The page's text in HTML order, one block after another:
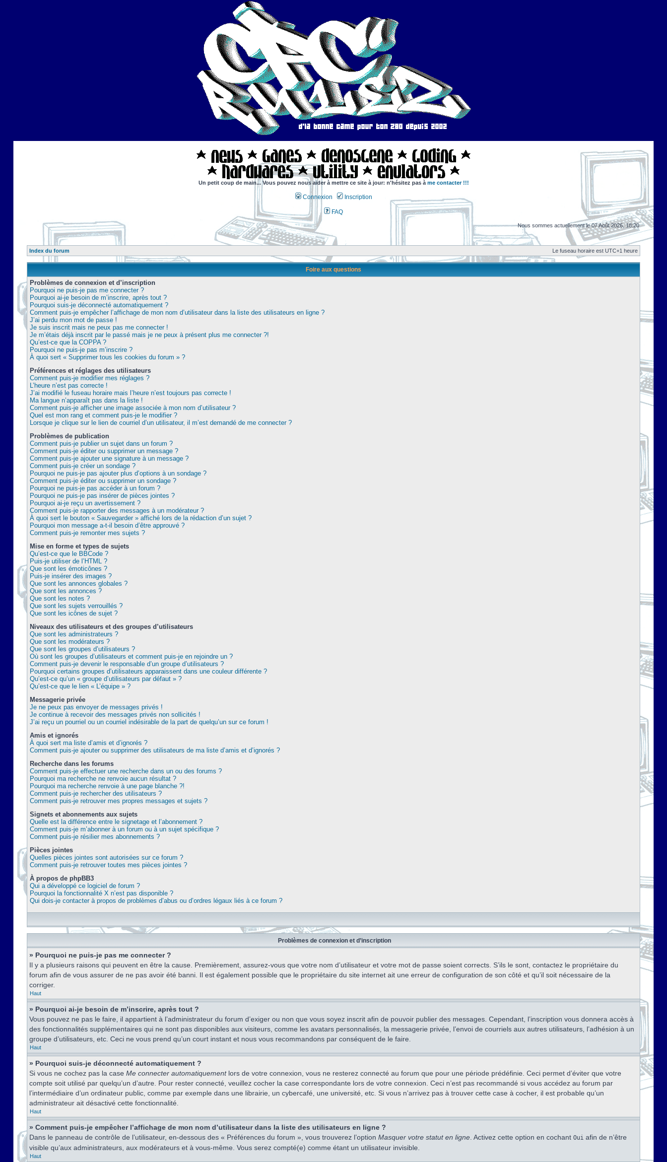
Un petit coup de main... Vous pouvez nous aider à mettre ce site à jour: n'hésitez pas à me contacter !!!
Connexion Inscription
FAQ
Nous sommes actuellement le 07 Août 2026, 18:20
Index du forum Le fuseau horaire est UTC+1 heure
Foire aux questions
Problèmes de connexion et d’inscription
Pourquoi ne puis-je pas me connecter ?
Pourquoi ai-je besoin de m’inscrire, après tout ?
Pourquoi suis-je déconnecté automatiquement ?
Comment puis-je empêcher l’affichage de mon nom d’utilisateur dans la liste des utilisateurs en ligne ?
J’ai perdu mon mot de passe !
Je suis inscrit mais ne peux pas me connecter !
Je m’étais déjà inscrit par le passé mais je ne peux à présent plus me connecter ?!
Qu’est-ce que la COPPA ?
Pourquoi ne puis-je pas m’inscrire ?
À quoi sert « Supprimer tous les cookies du forum » ?
Préférences et réglages des utilisateurs
Comment puis-je modifier mes réglages ?
L’heure n’est pas correcte !
J’ai modifié le fuseau horaire mais l’heure n’est toujours pas correcte !
Ma langue n’apparaît pas dans la liste !
Comment puis-je afficher une image associée à mon nom d’utilisateur ?
Quel est mon rang et comment puis-je le modifier ?
Lorsque je clique sur le lien de courriel d’un utilisateur, il m’est demandé de me connecter ?
Problèmes de publication
Comment puis-je publier un sujet dans un forum ?
Comment puis-je éditer ou supprimer un message ?
Comment puis-je ajouter une signature à un message ?
Comment puis-je créer un sondage ?
Pourquoi ne puis-je pas ajouter plus d’options à un sondage ?
Comment puis-je éditer ou supprimer un sondage ?
Pourquoi ne puis-je pas accéder à un forum ?
Pourquoi ne puis-je pas insérer de pièces jointes ?
Pourquoi ai-je reçu un avertissement ?
Comment puis-je rapporter des messages à un modérateur ?
À quoi sert le bouton « Sauvegarder » affiché lors de la rédaction d’un sujet ?
Pourquoi mon message a-t-il besoin d’être approuvé ?
Comment puis-je remonter mes sujets ?
Mise en forme et types de sujets
Qu’est-ce que le BBCode ?
Puis-je utiliser de l’HTML ?
Que sont les émoticônes ?
Puis-je insérer des images ?
Que sont les annonces globales ?
Que sont les annonces ?
Que sont les notes ?
Que sont les sujets verrouillés ?
Que sont les icônes de sujet ?
Niveaux des utilisateurs et des groupes d’utilisateurs
Que sont les administrateurs ?
Que sont les modérateurs ?
Que sont les groupes d’utilisateurs ?
Où sont les groupes d’utilisateurs et comment puis-je en rejoindre un ?
Comment puis-je devenir le responsable d’un groupe d’utilisateurs ?
Pourquoi certains groupes d’utilisateurs apparaissent dans une couleur différente ?
Qu’est-ce qu’un « groupe d’utilisateurs par défaut » ?
Qu’est-ce que le lien « L’équipe » ?
Messagerie privée
Je ne peux pas envoyer de messages privés !
Je continue à recevoir des messages privés non sollicités !
J’ai reçu un pourriel ou un courriel indésirable de la part de quelqu’un sur ce forum !
Amis et ignorés
À quoi sert ma liste d’amis et d’ignorés ?
Comment puis-je ajouter ou supprimer des utilisateurs de ma liste d’amis et d’ignorés ?
Recherche dans les forums
Comment puis-je effectuer une recherche dans un ou des forums ?
Pourquoi ma recherche ne renvoie aucun résultat ?
Pourquoi ma recherche renvoie à une page blanche ?!
Comment puis-je rechercher des utilisateurs ?
Comment puis-je retrouver mes propres messages et sujets ?
Signets et abonnements aux sujets
Quelle est la différence entre le signetage et l’abonnement ?
Comment puis-je m’abonner à un forum ou à un sujet spécifique ?
Comment puis-je résilier mes abonnements ?
Pièces jointes
Quelles pièces jointes sont autorisées sur ce forum ?
Comment puis-je retrouver toutes mes pièces jointes ?
À propos de phpBB3
Qui a développé ce logiciel de forum ?
Pourquoi la fonctionnalité X n’est pas disponible ?
Qui dois-je contacter à propos de problèmes d’abus ou d’ordres légaux liés à ce forum ?
Problèmes de connexion et d’inscription
» Pourquoi ne puis-je pas me connecter ?
Il y a plusieurs raisons qui peuvent en être la cause. Premièrement, assurez-vous que votre nom d’utilisateur et votre mot de passe soient corrects. S’ils le sont, contactez le propriétaire du
forum afin de vous assurer de ne pas avoir été banni. Il est également possible que le propriétaire du site internet ait une erreur de configuration de son côté et qu’il soit nécessaire de la
corriger.
Haut
» Pourquoi ai-je besoin de m’inscrire, après tout ?
Vous pouvez ne pas le faire, il appartient à l’administrateur du forum d’exiger ou non que vous soyez inscrit afin de pouvoir publier des messages. Cependant, l’inscription vous donnera accès à
des fonctionnalités supplémentaires qui ne sont pas disponibles aux visiteurs, comme les avatars personnalisés, la messagerie privée, l’envoi de courriels aux autres utilisateurs, l’adhésion à un
groupe d’utilisateurs, etc. Ceci ne vous prend qu’un court instant et nous vous recommandons par conséquent de le faire.
Haut
» Pourquoi suis-je déconnecté automatiquement ?
Si vous ne cochez pas la case Me connecter automatiquementlors de votre connexion, vous ne resterez connecté au forum que pour une période prédéfinie. Ceci permet d’éviter que votre
compte soit utilisé par quelqu’un d’autre. Pour rester connecté, veuillez cocher la case correspondante lors de votre connexion. Ceci n’est pas recommandé si vous accédez au forum par
l’intermédiaire d’un ordinateur public, comme par exemple dans une librairie, un cybercafé, une université, etc. Si vous n’arrivez pas à trouver cette case à cocher, il est probable qu’un
administrateur ait désactivé cette fonctionnalité.
Haut
» Comment puis-je empêcher l’affichage de mon nom d’utilisateur dans la liste des utilisateurs en ligne ?
Dans le panneau de contrôle de l’utilisateur, en-dessous des « Préférences du forum », vous trouverez l’option Masquer votre statut en ligne . Activez cette option en cochant Oui afin de n’être
visible qu’aux administrateurs, aux modérateurs et à vous-même. Vous serez compté(e) comme étant un utilisateur invisible.
Haut